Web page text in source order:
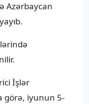
Azərbaycan
İşlər
görə, iyunun 5-